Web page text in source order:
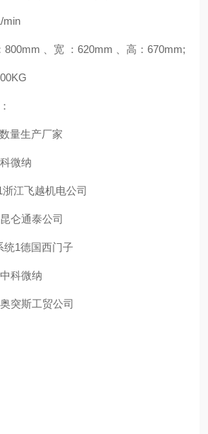
min
800mm 、宽 ：620mm 、高：670mm;
生产厂家
微纳
浙江飞越机电公司
昆仑通泰公司
统1德国西门子
中科微纳
奥突斯工贸公司